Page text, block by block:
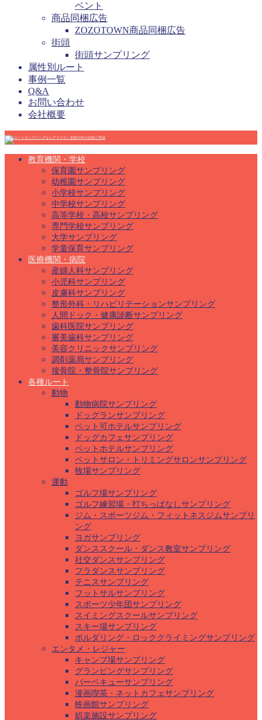
ベント
商品同梱広告
ZOZOTOWN商品同梱広告
街頭
街頭サンプリング
属性別ルート
事例一覧
Q&A
お問い合わせ
会社概要
教育機関・学校
保育園サンプリング
幼稚園サンプリング
小学校サンプリング
中学校サンプリング
高等学校・高校サンプリング
専門学校サンプリング
大学サンプリング
学童保育サンプリング
医療機関・病院
産婦人科サンプリング
小児科サンプリング
皮膚科サンプリング
整形外科・リハビリテーションサンプリング
人間ドック・健康診断サンプリング
歯科医院サンプリング
審美歯科サンプリング
美容クリニックサンプリング
調剤薬局サンプリング
接骨院・整骨院サンプリング
各種ルート
動物
動物病院サンプリング
ドッグランサンプリング
ペット可ホテルサンプリング
ドッグカフェサンプリング
ペットホテルサンプリング
ペットサロン・トリミングサロンサンプリング
牧場サンプリング
運動
ゴルフ場サンプリング
ゴルフ練習場・打ちっぱなしサンプリング
ジム・スポーツジム・フィットネスジムサンプリ
ング
ヨガサンプリング
ダンススクール・ダンス教室サンプリング
社交ダンスサンプリング
フラダンスサンプリング
テニスサンプリング
フットサルサンプリング
スポーツ少年団サンプリング
スイミングスクールサンプリング
スキー場サンプリング
ボルダリング・ロッククライミングサンプリング
エンタメ・レジャー
キャンプ場サンプリング
グランピングサンプリング
バーベキューサンプリング
漫画喫茶・ネットカフェサンプリング
映画館サンプリング
娯楽施設サンプリング